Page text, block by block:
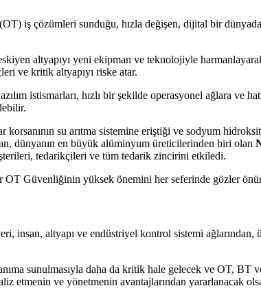
iş çözümleri sunduğu, hızla değişen, dijital bir
altyapıyı yeni ekipman ve teknolojiyle
ve kritik altyapıyı riske atar.
istismarları, hızlı bir şekilde operasyonel ağlara ve
su arıtma sistemine eriştiği ve sodyum
dünyanın en büyük alüminyum üreticilerinden biri olan
tedarikçileri ve tüm tedarik zincirini etkiledi.
OT Güvenliğinin yüksek önemini her seferinde gözler
insan, altyapı ve endüstriyel kontrol sistemi ağlarından,
sunulmasıyla daha da kritik hale gelecek ve OT, BT
ve yönetmenin avantajlarından yararlanacak